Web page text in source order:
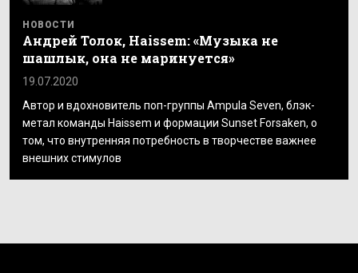
НОВОСТИ
Андрей Толок, Haissem: «Музыка не
шашлык, она не маринуется»
19.07.2020
Автор и вдохновитель поп-группы Ampula Seven, блэк-
метал команды Haissem и формации Sunset Forsaken, о
том, что внутренняя потребность в творчестве важнее
внешних стимулов